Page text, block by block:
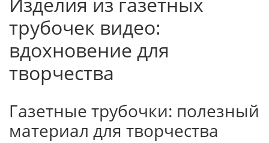
трубочек видео:
вдохновение для
творчества
Газетные трубочки: полезный
материал для творчества